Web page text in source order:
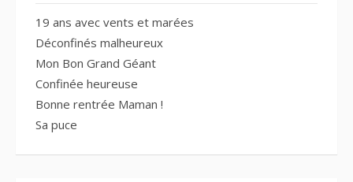
19 ans avec vents et marées
Déconfinés malheureux
Mon Bon Grand Géant
Confinée heureuse
Bonne rentrée Maman !
Sa puce